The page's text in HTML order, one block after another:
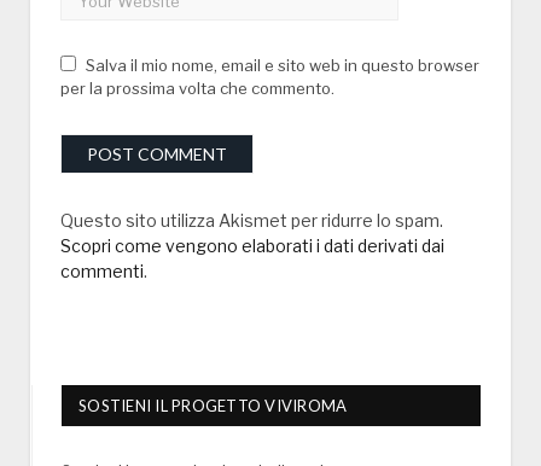
Salva il mio nome, email e sito web in questo browser
per la prossima volta che commento.
Questo sito utilizza Akismet per ridurre lo spam.
Scopri come vengono elaborati i dati derivati dai
commenti.
SOSTIENI IL PROGETTO VIVIROMA